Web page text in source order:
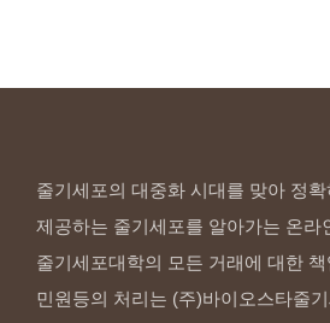
줄기세포의 대중화 시대를 맞아 정
제공하는 줄기세포를 알아가는 온라
줄기세포대학의 모든 거래에 대한
민원등의 처리는 (주)바이오스타줄